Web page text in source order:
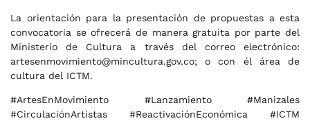
La orientación para la presentación de propuestas a esta
convocatoria se ofrecerá de manera gratuita por parte del
Ministerio de Cultura a través del correo electrónico:
artesenmovimiento@mincultura.gov.co; o con él área de
cultura del ICTM.
#ArtesEnMovimiento #Lanzamiento #Manizales
#CirculaciónArtistas #ReactivaciónEconómica #ICTM